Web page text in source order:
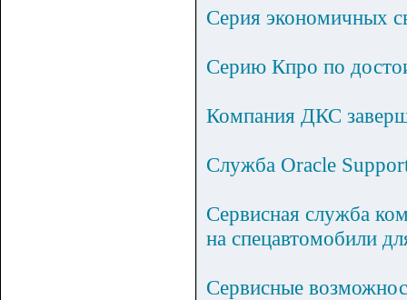
Серия экономичных
Серию Кпро по
Компания ДКС
Служба Oracle
Сервисная служба
на спецавтомобили
Сервисные